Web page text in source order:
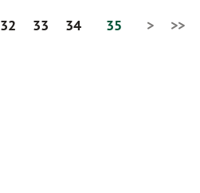
32 33 34 35 > >>